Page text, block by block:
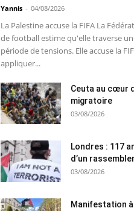
Yannis - 04/08/2026
La Palestine accuse la FIFA La
de football estime qu'elle traverse
période de tensions. Elle accuse la
appliquer...
Ceuta au cœur
migratoire
03/08/2026
Londres : 117
d’un
03/08/2026
Manifestation